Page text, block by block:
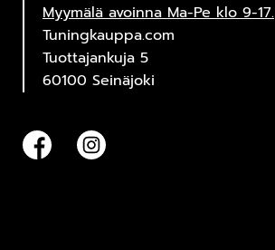
Myymälä avoinna Ma-Pe klo 9-17.
Tuningkauppa.com
Tuottajankuja 5
60100 Seinäjoki